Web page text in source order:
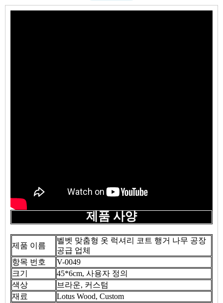
제품 사양
제품 이름
벨벳 맞춤형 옷 럭셔리 코트 행거 나무 공장
공급 업체
항목 번호
V-0049
크기
45*6cm, 사용자 정의
색상
브라운, 커스텀
재료
Lotus Wood, Custom